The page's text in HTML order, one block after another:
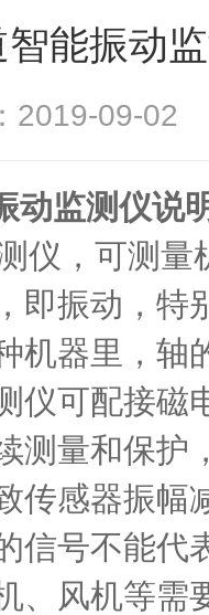
能振动
：2019-09-
动监测仪说
仪，可测量
即振动，特
机器里，轴
仪可配接磁
测量和保护
传感器振幅
信号不能代
、风机等需